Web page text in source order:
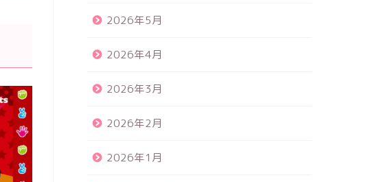
2026年5月
2026年4月
2026年3月
2026年2月
2026年1月